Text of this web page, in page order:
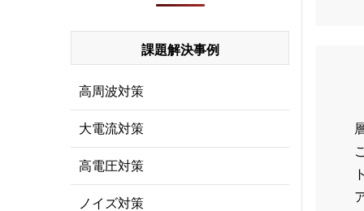
課題解決事例
高周波対策
大電流対策
高電圧対策
ノイズ対策